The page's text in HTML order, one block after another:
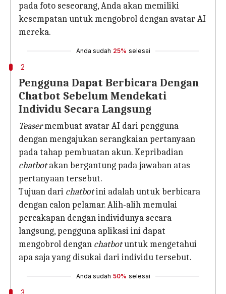
pada foto seseorang, Anda akan memiliki
kesempatan untuk mengobrol dengan avatar AI
mereka.
Anda sudah 25% selesai
2
Pengguna Dapat Berbicara Dengan
Chatbot Sebelum Mendekati
Individu Secara Langsung
Teasermembuat avatar AI dari pengguna
dengan mengajukan serangkaian pertanyaan
pada tahap pembuatan akun. Kepribadian
chatbotakan bergantung pada jawaban atas
pertanyaan tersebut.
Tujuan dari chatbotini adalah untuk berbicara
dengan calon pelamar. Alih-alih memulai
percakapan dengan individunya secara
langsung, pengguna aplikasi ini dapat
mengobrol dengan chatbotuntuk mengetahui
apa saja yang disukai dari individu tersebut.
Anda sudah 50% selesai
3